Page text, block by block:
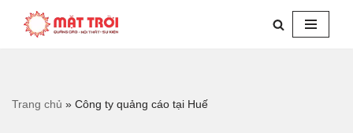
Chuyển
dung
Trang chủ » Công ty quảng cáo tại Huế